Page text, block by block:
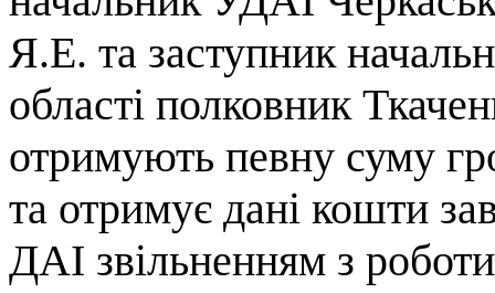
Я.Е. та заступник
області полковник
отримують певну суму
та отримує дані кошти
ДАІ звільненням з